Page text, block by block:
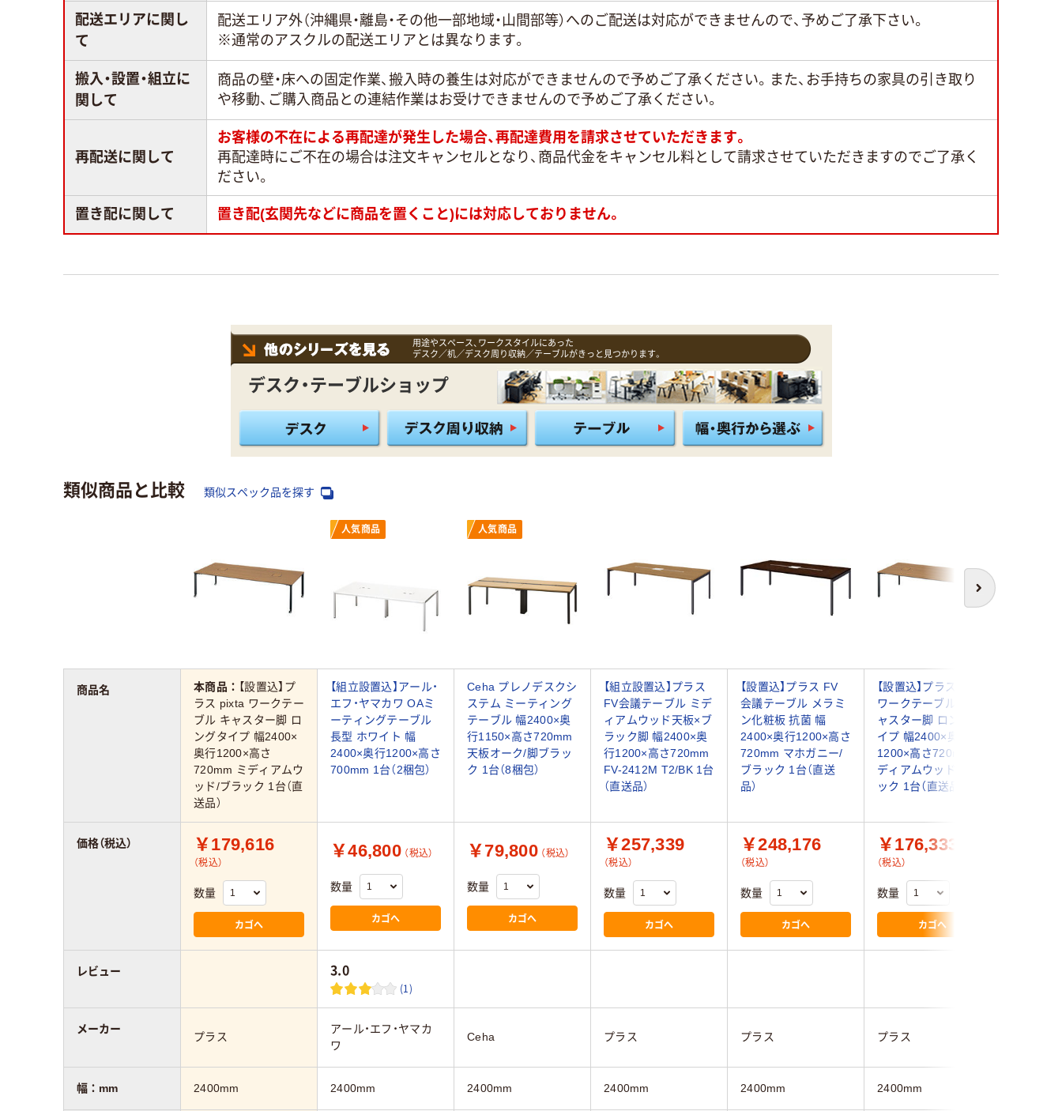
配送エリアに関し
て
配送エリア外（沖縄県・離島・その他一部地域・山間部等）へのご配送は対応ができませんので、予めご了承下さい。
※通常のアスクルの配送エリアとは異なります。
搬入・設置・組立に
関して
商品の壁・床への固定作業、搬入時の養生は対応ができませんので予めご了承ください。また、お手持ちの家具の引き取り
や移動、ご購入商品との連結作業はお受けできませんので予めご了承ください。
再配送に関して
お客様の不在による再配達が発生した場合、再配達費用を請求させていただきます。
再配達時にご不在の場合は注文キャンセルとなり、商品代金をキャンセル料として請求させていただきますのでご了承く
ださい。
置き配に関して 置き配(玄関先などに商品を置くこと)には対応しておりません。
用途やスペース、ワークスタイルにあった
デスク／机／デスク周り収納／テーブルがきっと見つかります。
デスク・テーブルショップ
類似商品と比較 類似スペック品を探す
次へ
人気商品 人気商品
本商品： 【設置込】プ
ラス pixta ワークテー
ブル キャスター脚 ロ
ングタイプ 幅2400×
奥行1200×高さ
720mm ミディアムウ
ッド/ブラック 1台（直
送品）
【組立設置込】アール・
エフ・ヤマカワ OAミ
ーティングテーブル
長型 ホワイト 幅
2400×奥行1200×高さ
700mm 1台（2梱包）
Ceha プレノデスクシ
ステム ミーティング
テーブル 幅2400×奥
行1150×高さ720mm
天板オーク/脚ブラッ
ク 1台（8梱包）
【組立設置込】プラス
FV会議テーブル ミデ
ィアムウッド天板×ブ
ラック脚 幅2400×奥
行1200×高さ720mm
FV-2412M T2/BK 1台
（直送品）
【設置込】プラス FV
会議テーブル メラミ
ン化粧板 抗菌 幅
2400×奥行1200×高さ
720mm マホガニー/
ブラック 1台（直送
品）
【設置込】プラス pixta
ワークテーブル アジ
ャスター脚 ロングタ
イプ 幅2400×奥行
1200×高さ720mm ミ
ディアムウッド/ブラ
ック 1台（直送品）
￥179,616
（税込）
数量
カゴへ
￥46,800 （税込）
数量
カゴへ
￥79,800 （税込）
数量
カゴへ
￥257,339
（税込）
数量
カゴへ
￥248,176
（税込）
数量
カゴへ
￥176,333
（税込）
数量
カゴへ
3.0
(1)
プラス
アール・エフ・ヤマカ
ワ
Ceha プラス プラス プラス
2400mm 2400mm 2400mm 2400mm 2400mm 2400mm
商品名
価格（税込）
レビュー
メーカー
幅：mm